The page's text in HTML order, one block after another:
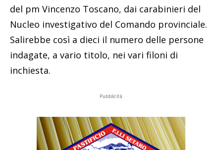
del pm Vincenzo Toscano, dai carabinieri del
Nucleo investigativo del Comando provinciale.
Salirebbe così a dieci il numero delle persone
indagate, a vario titolo, nei vari filoni di
inchiesta.
Pubblicità